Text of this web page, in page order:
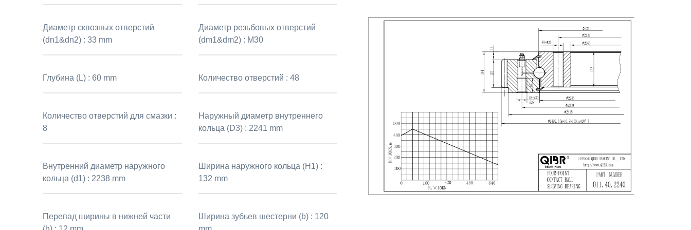
Диаметр сквозных отверстий
(dn1&dn2) :33 mm
Диаметр резьбовых отверстий
(dm1&dm2) : M30
Глубина (L) :60 mm Количество отверстий : 48
Количество отверстий для смазки :
8
Наружный диаметр внутреннего
кольца (D3) : 2241 mm
Внутренний диаметр наружного
кольца (d1) : 2238 mm
Ширина наружного кольца (H1) :
132 mm
Перепад ширины в нижней части
Ширина зубьев шестерни (b) : 120